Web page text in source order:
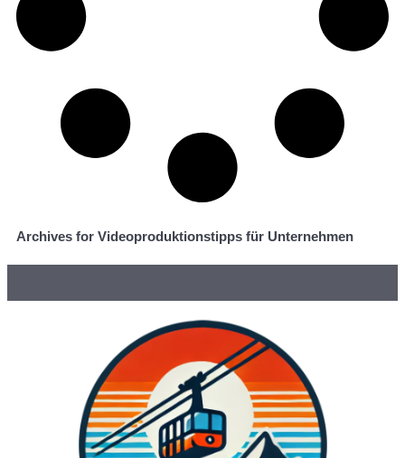
Archives for Videoproduktionstipps für Unternehmen